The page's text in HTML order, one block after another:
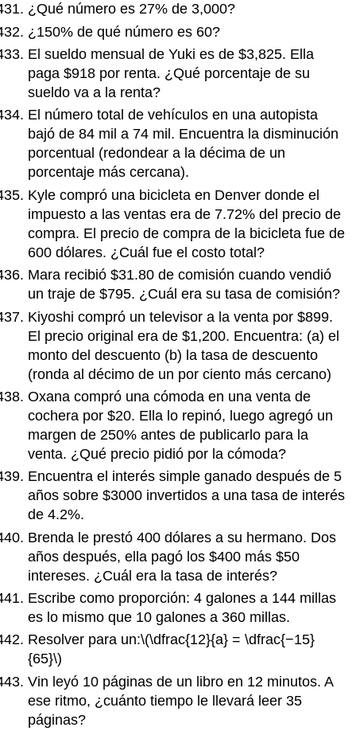
¿Qué número es 27% de 3,000?
¿150% de qué número es 60?
El sueldo mensual de Yuki es de $3,825. Ella
paga $918 por renta. ¿Qué porcentaje de su
sueldo va a la renta?
El número total de vehículos en una autopista
bajó de 84 mil a 74 mil. Encuentra la disminución
porcentual (redondear a la décima de un
porcentaje más cercana).
Kyle compró una bicicleta en Denver donde el
impuesto a las ventas era de 7.72% del precio de
compra. El precio de compra de la bicicleta fue de
600 dólares. ¿Cuál fue el costo total?
Mara recibió $31.80 de comisión cuando vendió
un traje de $795. ¿Cuál era su tasa de comisión?
Kiyoshi compró un televisor a la venta por $899.
El precio original era de $1,200. Encuentra: (a) el
monto del descuento (b) la tasa de descuento
(ronda al décimo de un por ciento más cercano)
Oxana compró una cómoda en una venta de
cochera por $20. Ella lo repinó, luego agregó un
margen de 250% antes de publicarlo para la
venta. ¿Qué precio pidió por la cómoda?
Encuentra el interés simple ganado después de 5
años sobre $3000 invertidos a una tasa de interés
de 4.2%.
Brenda le prestó 400 dólares a su hermano. Dos
años después, ella pagó los $400 más $50
intereses. ¿Cuál era la tasa de interés?
Escribe como proporción: 4 galones a 144 millas
es lo mismo que 10 galones a 360 millas.
Resolver para un:\(\dfrac{12}{a} = \dfrac{−15}
{65}\)
Vin leyó 10 páginas de un libro en 12 minutos. A
ese ritmo, ¿cuánto tiempo le llevará leer 35
páginas?